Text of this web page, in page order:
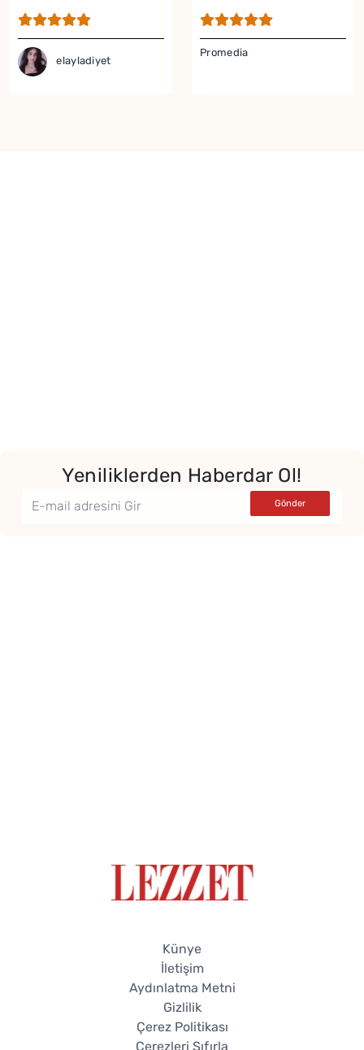
elayladiyet
Promedia
Yeniliklerden Haberdar Ol!
Künye
İletişim
Aydınlatma Metni
Gizlilik
Çerez Politikası
Çerezleri Sıfırla